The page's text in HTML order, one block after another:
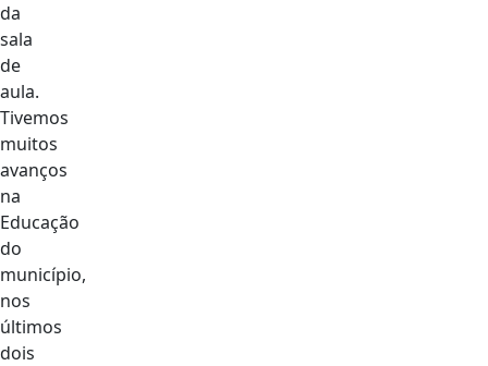
da
sala
de
aula.
Tivemos
muitos
avanços
na
Educação
do
município,
nos
últimos
dois